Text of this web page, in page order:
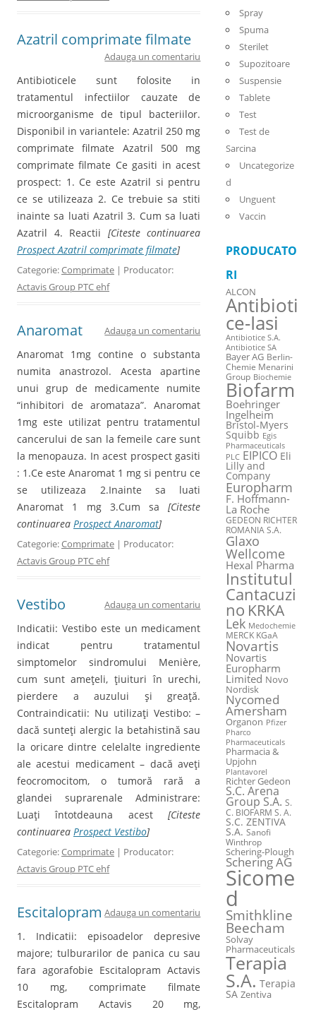
Azatril comprimate filmate
Adauga un comentariu
Antibioticele sunt folosite in
tratamentul infectiilor cauzate de
microorganisme de tipul bacteriilor.
Disponibil in variantele: Azatril 250 mg
comprimate filmate Azatril 500 mg
comprimate filmate Ce gasiti in acest
prospect: 1. Ce este Azatril si pentru
ce se utilizeaza 2. Ce trebuie sa stiti
inainte sa luati Azatril 3. Cum sa luati
Azatril 4. Reactii [Citeste continuarea
Prospect Azatril comprimate filmate]
Categorie:Comprimate | Producator:
Actavis Group PTC ehf
Anaromat Adauga un comentariu
Anaromat 1mg contine o substanta
numita anastrozol. Acesta apartine
unui grup de medicamente numite
“inhibitori de aromataza”. Anaromat
1mg este utilizat pentru tratamentul
cancerului de san la femeile care sunt
la menopauza. In acest prospect gasiti
: 1.Ce este Anaromat 1 mg si pentru ce
se utilizeaza 2.Inainte sa luati
Anaromat 1 mg 3.Cum sa[Citeste
continuarea Prospect Anaromat]
Categorie:Comprimate | Producator:
Actavis Group PTC ehf
Vestibo Adauga un comentariu
Indicatii: Vestibo este un medicament
indicat pentru tratamentul
simptomelor sindromului Menière,
cum sunt ameţeli, ţiuituri în urechi,
pierdere a auzului şi greaţă.
Contraindicatii: Nu utilizaţi Vestibo: –
dacă sunteţi alergic la betahistină sau
la oricare dintre celelalte ingrediente
ale acestui medicament – dacă aveţi
feocromocitom, o tumoră rară a
glandei suprarenale Administrare:
Luaţi întotdeauna acest[Citeste
continuarea Prospect Vestibo]
Categorie:Comprimate | Producator:
Actavis Group PTC ehf
Escitalopram Adauga un comentariu
1. Indicatii: episoadelor depresive
majore; tulburarilor de panica cu sau
fara agorafobie Escitalopram Actavis
10 mg, comprimate filmate
Escitalopram Actavis 20 mg,
Spray
Spuma
Sterilet
Supozitoare
Suspensie
Tablete
Test
Test de
Sarcina
Uncategorize
d
Unguent
Vaccin
PRODUCATO
RI
ALCON
Antibioti
ce-Iasi
Antibiotice S.A.
Antibiotice SA
Bayer AG Berlin-
Chemie Menarini
Group Biochemie
Biofarm
Boehringer
Ingelheim
Bristol-Myers
Squibb Egis
Pharmaceuticals
PLC EIPICO Eli
Lilly and
Company
Europharm
F. Hoffmann-
La Roche
GEDEON RICHTER
ROMANIA S.A.
Glaxo
Wellcome
Hexal Pharma
Institutul
Cantacuzi
no KRKA
Lek Medochemie
MERCK KGaA
Novartis
Novartis
Europharm
Limited Novo
Nordisk
Nycomed
Amersham
Organon Pfizer
Pharco
Pharmaceuticals
Pharmacia &
Upjohn
Plantavorel
Richter Gedeon
S.C. Arena
Group S.A. S.
C. BIOFARM S. A.
S.C. ZENTIVA
S.A. Sanofi
Winthrop
Schering-Plough
Schering AG
Sicome
d
Smithkline
Beecham
Solvay
Pharmaceuticals
Terapia
S.A. Terapia
SA Zentiva